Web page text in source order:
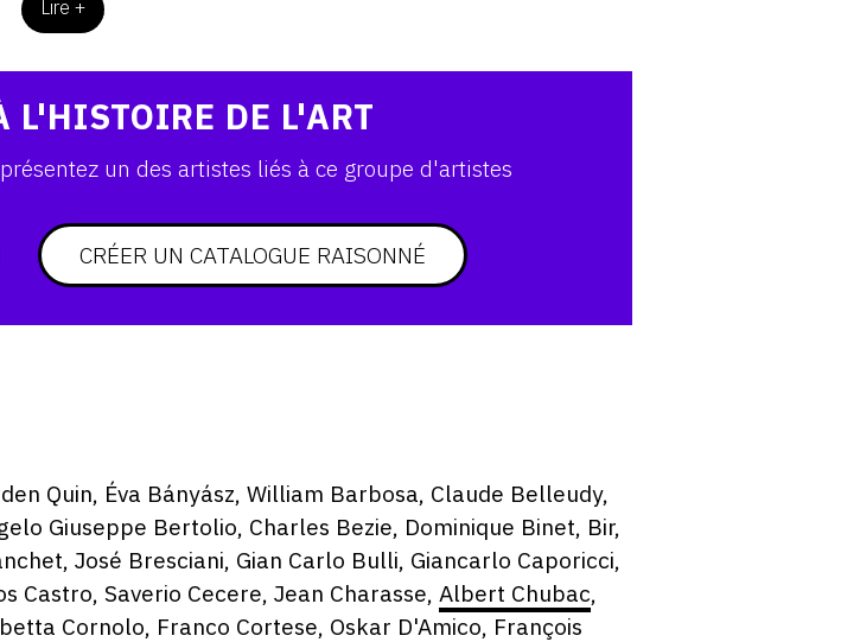
Lire +
L'HISTOIRE DE L'ART
un des artistes liés à ce groupe d'artistes
CRÉER UN CATALOGUE RAISONNÉ
Quin, Éva Bányász, William Barbosa, Claude Belleudy,
Giuseppe Bertolio, Charles Bezie, Dominique Binet, Bir,
José Bresciani, Gian Carlo Bulli, Giancarlo Caporicci,
Castro, Saverio Cecere, Jean Charasse, Albert Chubac,
Cornolo, Franco Cortese, Oskar D'Amico, François